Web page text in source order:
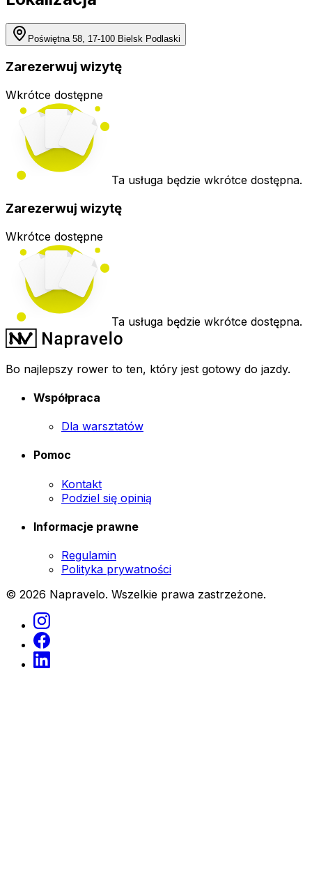
Poświętna 58, 17-100 Bielsk Podlaski
Zarezerwuj wizytę
Wkrótce dostępne
Ta usługa będzie wkrótce dostępna.
Zarezerwuj wizytę
Wkrótce dostępne
Ta usługa będzie wkrótce dostępna.
Bo najlepszy rower to ten, który jest gotowy do jazdy.
Współpraca
Dla warsztatów
Pomoc
Kontakt
Podziel się opinią
Informacje prawne
Regulamin
Polityka prywatności
© 2026 Napravelo. Wszelkie prawa zastrzeżone.